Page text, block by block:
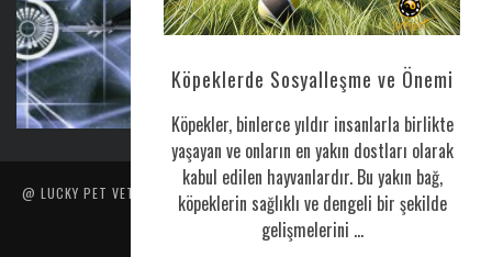
Köpeklerde Sosyalleşme ve Önemi
Köpekler, binlerce yıldır insanlarla birlikte
yaşayan ve onların en yakın dostları olarak
kabul edilen hayvanlardır. Bu yakın bağ,
köpeklerin sağlıklı ve dengeli bir şekilde
gelişmelerini ...
CORONAVIRUS HAKKINDA
@ LUCKY PET VETERINER POLIKLINIĞI TARAFINDAN YAPILMIŞTIR. İÇERIK
VE RESIMLERIN HER HAKKI SAKLIDIR.
HİZMETLERİMİZ